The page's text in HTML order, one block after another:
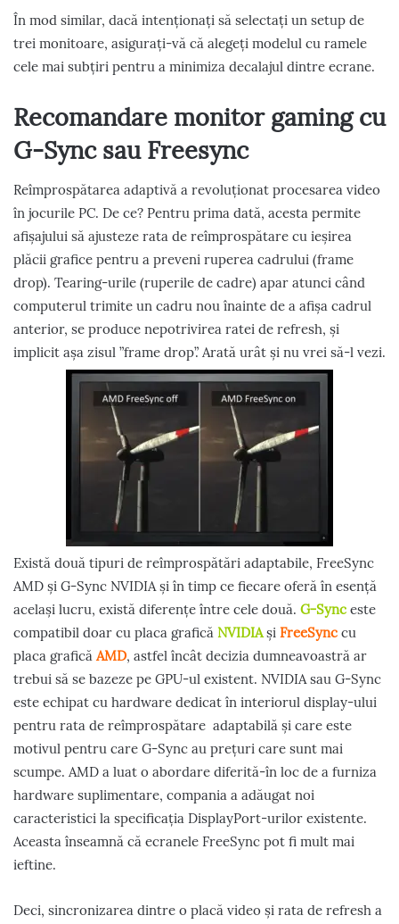
În mod similar, dacă intenționați să selectați un setup de
trei monitoare, asigurați-vă că alegeți modelul cu ramele
cele mai subțiri pentru a minimiza decalajul dintre ecrane.
Recomandare monitor gaming cu
G-Sync sau Freesync
Reîmprospătarea adaptivă a revoluționat procesarea video
în jocurile PC. De ce? Pentru prima dată, acesta permite
afișajului să ajusteze rata de reîmprospătare cu ieșirea
plăcii grafice pentru a preveni ruperea cadrului (frame
drop). Tearing-urile (ruperile de cadre) apar atunci când
computerul trimite un cadru nou înainte de a afișa cadrul
anterior, se produce nepotrivirea ratei de refresh, și
implicit așa zisul ”frame drop”. Arată urât și nu vrei să-l vezi.
Există două tipuri de reîmprospătări adaptabile, FreeSync
AMD și G-Sync NVIDIA și în timp ce fiecare oferă în esență
același lucru, există diferențe între cele două. G-Sync este
compatibil doar cu placa grafică NVIDIAși FreeSync cu
placa grafică AMD, astfel încât decizia dumneavoastră ar
trebui să se bazeze pe GPU-ul existent. NVIDIA sau G-Sync
este echipat cu hardware dedicat în interiorul display-ului
pentru rata de reîmprospătare adaptabilă și care este
motivul pentru care G-Sync au prețuri care sunt mai
scumpe. AMD a luat o abordare diferită-în loc de a furniza
hardware suplimentare, compania a adăugat noi
caracteristici la specificația DisplayPort-urilor existente.
Aceasta înseamnă că ecranele FreeSync pot fi mult mai
ieftine.
Deci, sincronizarea dintre o placă video și rata de refresh a